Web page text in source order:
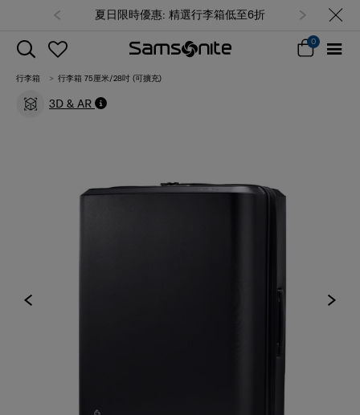
夏日限時優惠: 精選行李箱低至6折
0
行李箱 行李箱 75厘米/28吋 (可擴充)
3D & AR